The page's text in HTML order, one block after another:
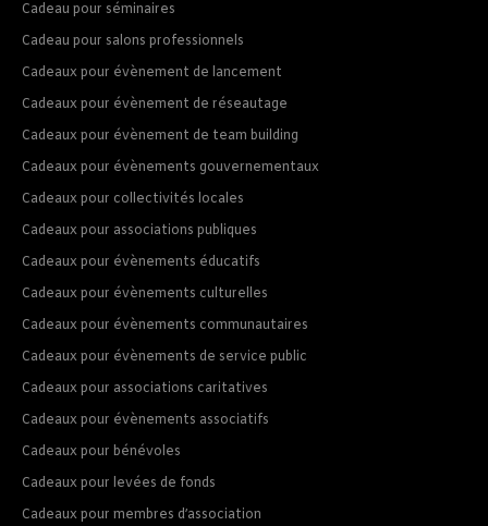
Cadeau pour séminaires
Cadeau pour salons professionnels
Cadeaux pour évènement de lancement
Cadeaux pour évènement de réseautage
Cadeaux pour évènement de team building
Cadeaux pour évènements gouvernementaux
Cadeaux pour collectivités locales
Cadeaux pour associations publiques
Cadeaux pour évènements éducatifs
Cadeaux pour évènements culturelles
Cadeaux pour évènements communautaires
Cadeaux pour évènements de service public
Cadeaux pour associations caritatives
Cadeaux pour évènements associatifs
Cadeaux pour bénévoles
Cadeaux pour levées de fonds
Cadeaux pour membres d’association